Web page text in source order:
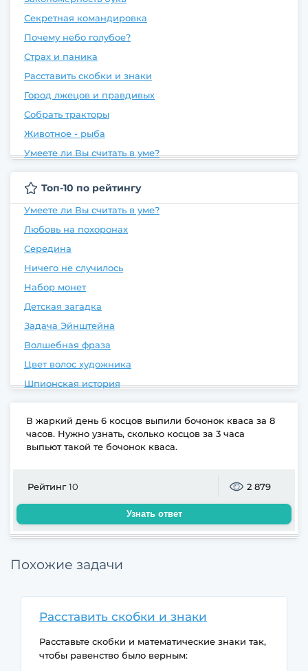
Секретная командировка
Почему небо голубое?
Страх и паника
Расставить скобки и знаки
Город лжецов и правдивых
Собрать тракторы
Животное - рыба
Умеете ли Вы считать в уме?
Топ-10 по рейтингу
Умеете ли Вы считать в уме?
Любовь на похоронах
Середина
Ничего не случилось
Набор монет
Детская загадка
Задача Эйнштейна
Волшебная фраза
Цвет волос художника
Шпионская история
В жаркий день 6 косцов выпили бочонок кваса за 8
часов. Нужно узнать, сколько косцов за 3 часа
выпьют такой те бочонок кваса.
Рейтинг10 2 879
Узнать ответ
Похожие задачи
Расставить скобки и знаки
Расставьте скобки и математические знаки так,
чтобы равенство было верным: